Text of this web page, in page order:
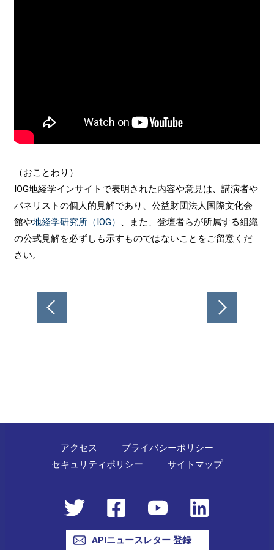
（おことわり）
IOG地経学インサイトで表明された内容や意見は、講演者や
パネリストの個人的見解であり、公益財団法人国際文化会
館や地経学研究所（IOG）
、また、登壇者らが所属する組織
の公式見解を必ずしも示すものではないことをご留意くだ
さい。
アクセス
プライバシーポリシー
セキュリティポリシー
サイトマップ
APIニュースレター 登録